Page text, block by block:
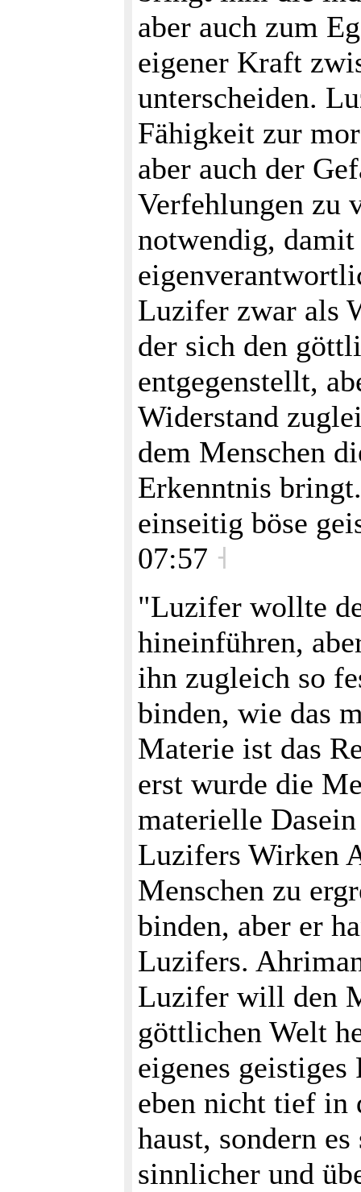
aber auch zum
eigener Kraft
unterscheiden.
Fähigkeit zur
aber auch der
Verfehlungen zu
notwendig,
Luzifer zwar als
der sich den
entgegenstellt,
Widerstand
dem Menschen
Erkenntnis
einseitig böse
07:57 ˧
"Luzifer wollte
hineinführen,
ihn zugleich so
binden, wie das
Materie ist das
erst wurde die
materielle
Luzifers Wirken
Menschen zu
binden, aber er
Luzifers.
Luzifer will den
göttlichen Welt
eigenes
eben nicht tief in
haust, sondern
sinnlicher und